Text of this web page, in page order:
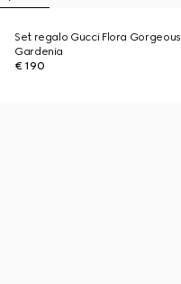
Set regalo Gucci Flora Gorgeous
Gardenia
€ 190